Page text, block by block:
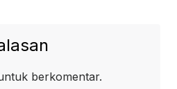
berkomentar.